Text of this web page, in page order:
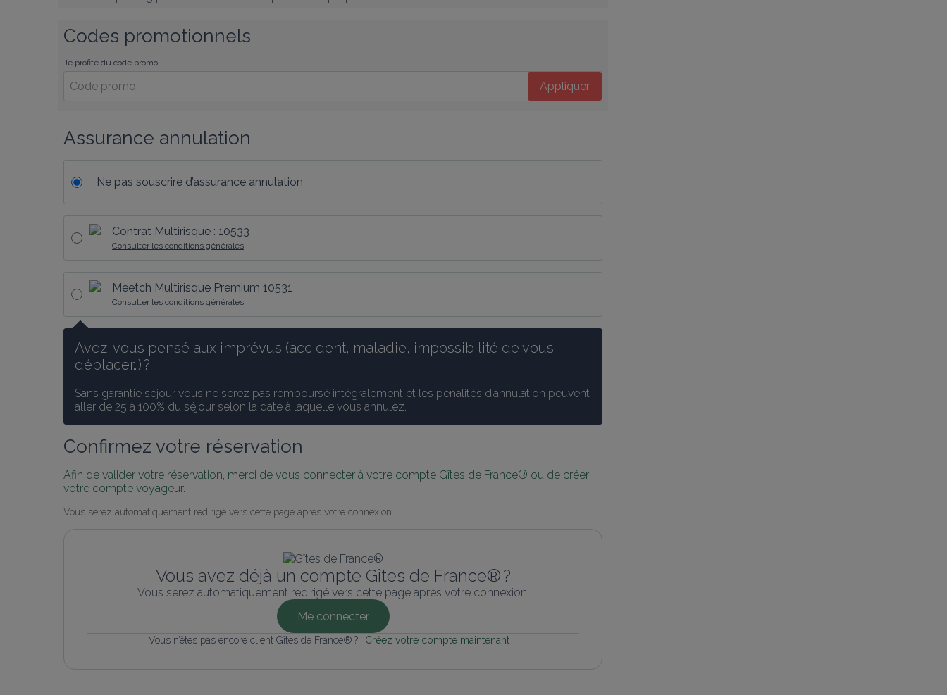
Codes promotionnels
Je profite du code promo
Appliquer
Assurance annulation
Ne pas souscrire d’assurance annulation
Contrat Multirisque : 10533
Consulter les conditions générales
Meetch Multirisque Premium 10531
Consulter les conditions générales
Avez-vous pensé aux imprévus (accident, maladie, impossibilité de vous
déplacer…) ?
Sans garantie séjour vous ne serez pas remboursé intégralement et les pénalités d’annulation peuvent
aller de 25 à 100% du séjour selon la date à laquelle vous annulez.
Confirmez votre réservation
Afin de valider votre réservation, merci de vous connecter à votre compte Gîtes de France® ou de créer
votre compte voyageur.
Vous serez automatiquement redirigé vers cette page après votre connexion.
Vous avez déjà un compte Gîtes de France® ?
Vous serez automatiquement redirigé vers cette page après votre connexion.
Me connecter
Vous n’êtes pas encore client Gîtes de France® ? Créez votre compte maintenant !